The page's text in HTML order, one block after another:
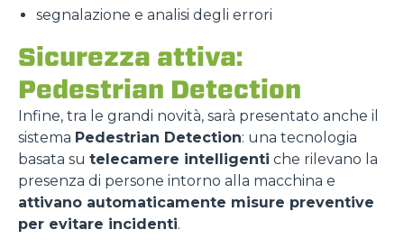
segnalazione e analisi degli errori
Sicurezza attiva:
Pedestrian Detection
Infine, tra le grandi novità, sarà presentato anche il
sistema Pedestrian Detection: una tecnologia
basata su telecamere intelligenti che rilevano la
presenza di persone intorno alla macchina e
attivano automaticamente misure preventive
per evitare incidenti.